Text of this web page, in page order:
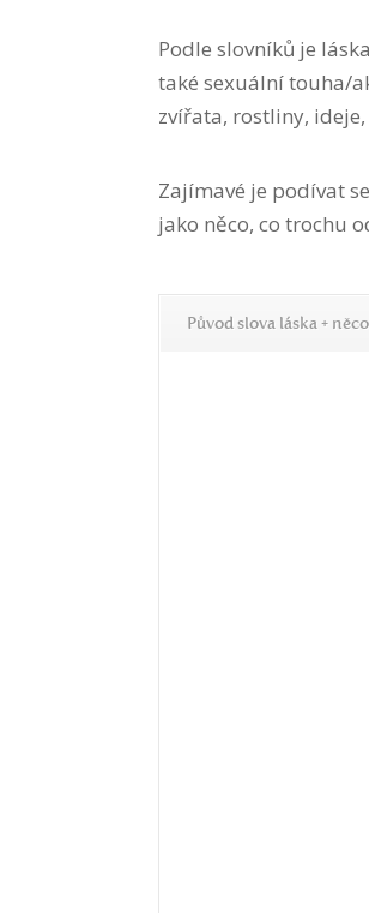
Podle slovníků je
také sexuální touha/
zvířata, rostliny,
Zajímavé je podívat
jako něco, co trochu
Původ slova láska +